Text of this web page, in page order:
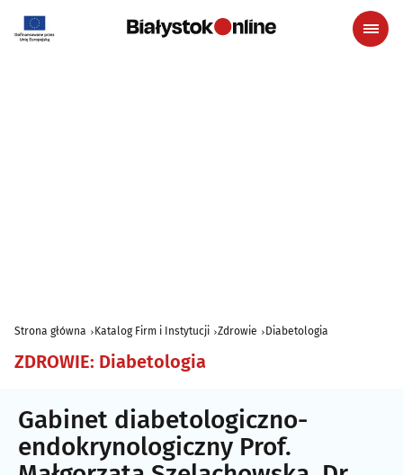
Strona główna Katalog Firm i Instytucji Zdrowie Diabetologia
ZDROWIE: Diabetologia
Gabinet diabetologiczno-
endokrynologiczny Prof.